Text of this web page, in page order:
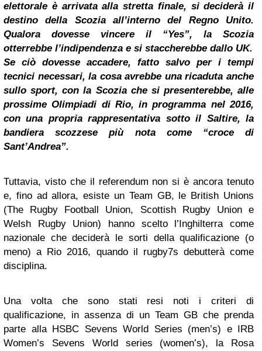
elettorale è arrivata alla stretta finale, si deciderà il
destino della Scozia all’interno del Regno Unito.
Qualora dovesse vincere il “Yes”, la Scozia
otterrebbe l’indipendenza e si staccherebbe dallo UK.
Se ciò dovesse accadere, fatto salvo per i tempi
tecnici necessari, la cosa avrebbe una ricaduta anche
sullo sport, con la Scozia che si presenterebbe, alle
prossime Olimpiadi di Rio, in programma nel 2016,
con una propria rappresentativa sotto il Saltire, la
bandiera scozzese più nota come “croce di
Sant’Andrea”.
Tuttavia, visto che il referendum non si è ancora tenuto
e, fino ad allora, esiste un Team GB, le British Unions
(The Rugby Football Union, Scottish Rugby Union e
Welsh Rugby Union) hanno scelto l’Inghilterra come
nazionale che deciderà le sorti della qualificazione (o
meno) a Rio 2016, quando il rugby7s debutterà come
disciplina.
Una volta che sono stati resi noti i criteri di
qualificazione, in assenza di un Team GB che prenda
parte alla HSBC Sevens World Series (men’s) e IRB
Women’s Sevens World series (women’s), la Rosa